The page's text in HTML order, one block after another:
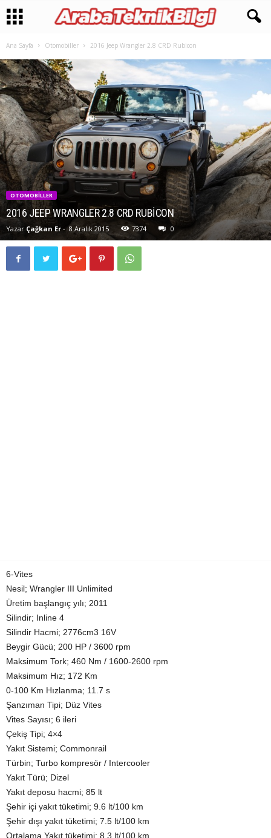
Ana Sayfa Otomobiller 2016 Jeep Wrangler 2.8 CRD Rubicon
OTOMOBILLER
2016 JEEP WRANGLER 2.8 CRD RUBICON
Yazar Çağkan Er - 8 Aralık 2015 7374 0
6-Vites
Nesil; Wrangler III Unlimited
Üretim başlangıç yılı; 2011
Silindir; Inline 4
Silindir Hacmi; 2776cm3 16V
Beygir Gücü; 200 HP / 3600 rpm
Maksimum Tork; 460 Nm / 1600-2600 rpm
Maksimum Hız; 172 Km
0-100 Km Hızlanma; 11.7 s
Şanzıman Tipi; Düz Vites
Vites Sayısı; 6 ileri
Çekiş Tipi; 4×4
Yakıt Sistemi; Commonrail
Türbin; Turbo kompresör / Intercooler
Yakıt Türü; Dizel
Yakıt deposu hacmi; 85 lt
Şehir içi yakıt tüketimi; 9.6 lt/100 km
Şehir dışı yakıt tüketimi; 7.5 lt/100 km
Ortalama Yakıt tüketimi; 8.3 lt/100 km